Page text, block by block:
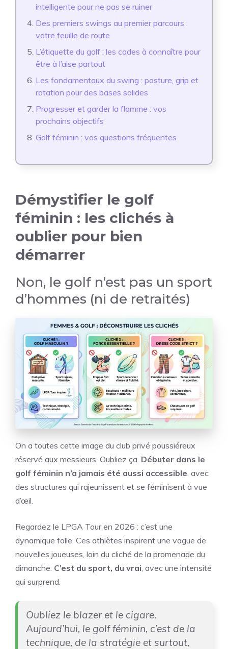
intelligente pour ne pas se ruiner
Des premiers swings au premier parcours :
votre feuille de route
L’étiquette du golf : les codes à connaître pour
être à l’aise partout
Les fondamentaux du swing : posture, grip et
rotation pour des bases solides
Progresser et garder la flamme : vos
prochains objectifs
Golf féminin : vos questions fréquentes
Démystifier le golf
féminin : les clichés à
oublier pour bien
démarrer
Non, le golf n’est pas un sport
d’hommes (ni de retraités)
On a toutes cette image du club privé poussiéreux
réservé aux messieurs. Oubliez ça. Débuter dans le
golf féminin n’a jamais été aussi accessible , avec
des structures qui rajeunissent et se féminisent à vue
d’œil.
Regardez le LPGA Tour en 2026 : c’est une
dynamique folle. Ces athlètes inspirent une vague de
nouvelles joueuses, loin du cliché de la promenade du
dimanche. C’est du sport, du vrai , avec une intensité
qui surprend.
Oubliez le blazer et le cigare.
Aujourd’hui, le golf féminin, c’est de la
technique, de la stratégie et surtout,